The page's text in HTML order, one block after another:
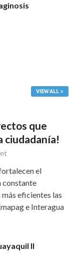
VIEW ALL
que
ciudadanía!
el
constante
eficientes las
e Interagua
II